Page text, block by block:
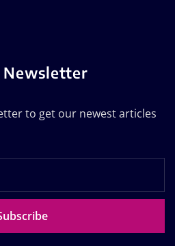
Newsletter
to get our newest articles